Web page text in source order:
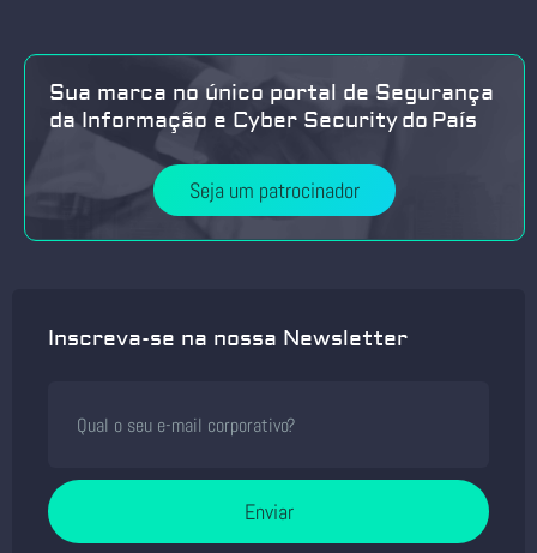
Sua marca no único portal de Segurança
da Informação e Cyber Security do País
Seja um patrocinador
Inscreva-se na nossa Newsletter
Enviar